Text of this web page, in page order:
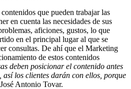
que pueden trabajar las
en cuenta las necesidades de sus
aficiones, gustos, lo que
en el principal lugar al que se
consultas. De ahí que el Marketing
de estos contenidos
deben posicionar el contenido antes
los clientes darán con ellos, porque
Antonio Tovar.